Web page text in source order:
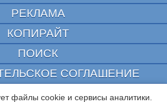
РЕКЛАМА
КОПИРАЙТ
ПОИСК
СОГЛАШЕНИЕ
ЗАЩИЩЕНО CURATOR
файлы cookie и сервисы аналитики.